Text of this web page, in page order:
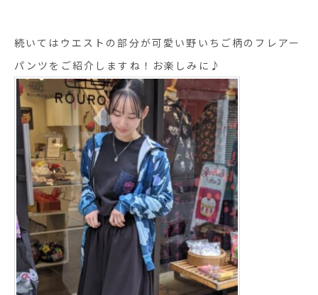
続いてはウエストの部分が可愛い野いちご柄のフレアー
パンツをご紹介しますね！お楽しみに♪